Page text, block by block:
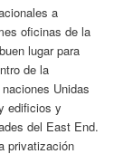
a
oficinas de la
lugar para
de la
Unidas
edificios y
del East End.
privatización